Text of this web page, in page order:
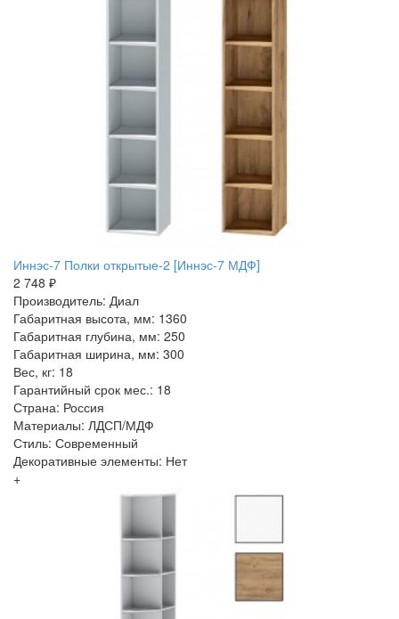
Иннэс-7 Полки открытые-2 [Иннэс-7 МДФ]
2 748 ₽
Производитель: Диал
Габаритная высота, мм: 1360
Габаритная глубина, мм: 250
Габаритная ширина, мм: 300
Вес, кг: 18
Гарантийный срок мес.: 18
Страна: Россия
Материалы: ЛДСП/МДФ
Стиль: Современный
Декоративные элементы: Нет
+